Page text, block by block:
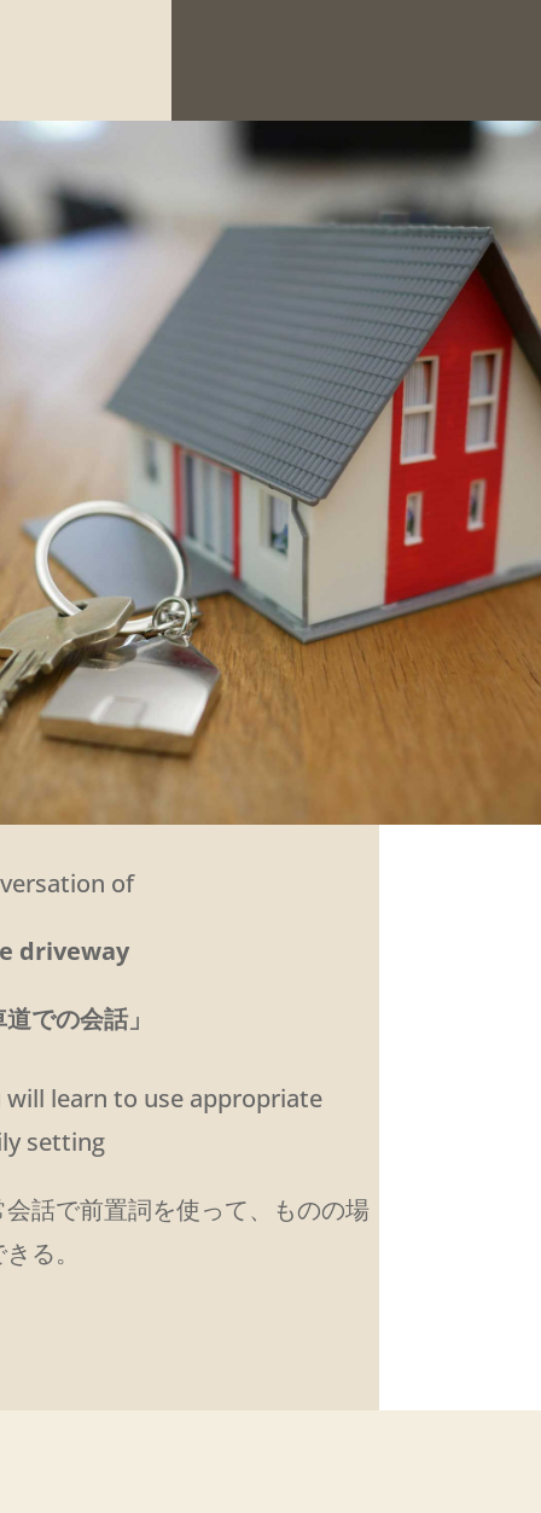
of
driveway
での会話」
will learn to use appropriate
setting
話で前置詞を使って、ものの場
る。